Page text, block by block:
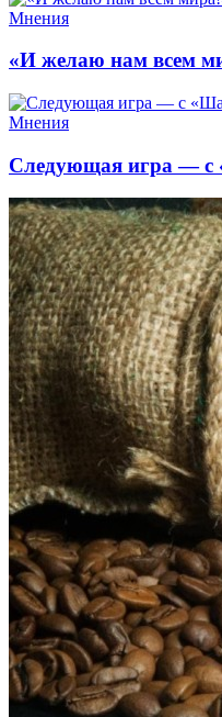
Мнения
«И желаю нам всем
Мнения
Следующая игра — с